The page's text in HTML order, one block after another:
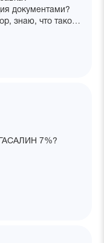
документами?
знаю, что такое
7%?